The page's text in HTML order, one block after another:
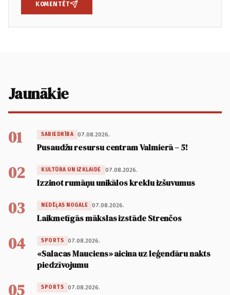
KOMENTĒT
Jaunākie
01 SABIEDRĪBA 07.08.2026.
Pusaudžu resursu centram Valmierā – 5!
02 KULTŪRA UN IZKLAIDE 07.08.2026.
Izzinot rumāņu unikālos kreklu izšuvumus
03 NEDĒĻAS NOGALE 07.08.2026.
Laikmetīgās mākslas izstāde Strenčos
04 SPORTS 07.08.2026.
«Salacas Mauciens» aicina uz leģendāru nakts
piedzīvojumu
05 SPORTS 07.08.2026.